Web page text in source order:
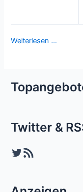
Weiterlesen …
Twitter &
Twitter RSS-Feed